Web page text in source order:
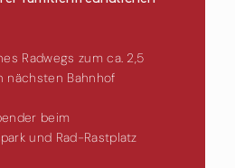
Radwegs zum ca. 2,5
nächsten Bahnhof
beim
und Rad-Rastplatz